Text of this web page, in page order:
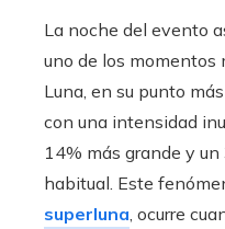
La noche del evento
uno de los momentos
Luna, en su punto
con una intensidad
14% más grande y
habitual. Este
superluna, ocurre